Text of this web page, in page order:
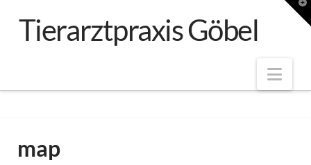
Tierarztpraxis Göbel
map